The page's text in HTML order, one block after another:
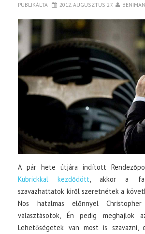
PUBLIKÁLTA 2012. AUGUSZTUS 27. BENIMAN
A pár hete útjára indított
Kubrickkal kezdődött , akkor a
szavazhattatok kiről szeretnétek a
Nos hatalmas előnnyel
választásotok, Én pedig meghajlok
Lehetőségetek van most is szavazni,